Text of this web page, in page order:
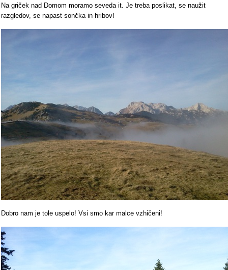
Na griček nad Domom moramo seveda it. Je treba poslikat, se naužit
razgledov, se napast sončka in hribov!
Dobro nam je tole uspelo! Vsi smo kar malce vzhičeni!